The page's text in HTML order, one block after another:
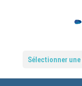
Sélectionner une